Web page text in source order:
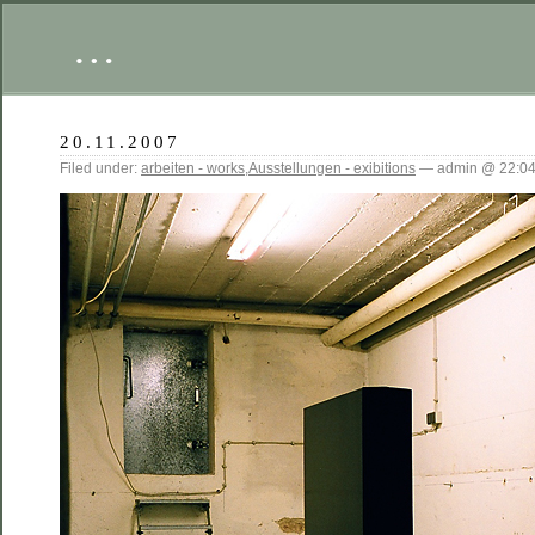
…
20.11.2007
Filed under: arbeiten - works,Ausstellungen - exibitions — admin @ 22:04